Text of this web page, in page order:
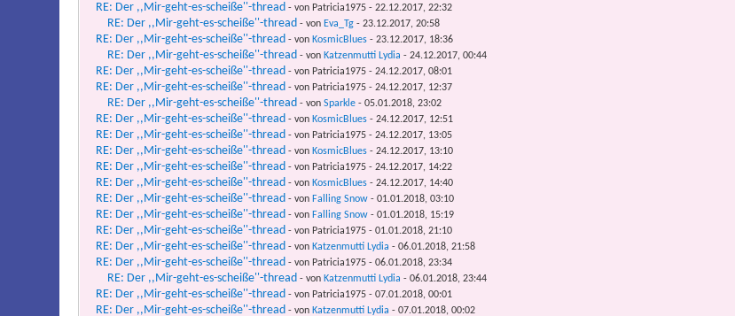
RE: Der ,,Mir-geht-es-scheiße''-thread - von Patricia1975 - 22.12.2017, 22:32
RE: Der ,,Mir-geht-es-scheiße''-thread - von Eva_Tg- 23.12.2017, 20:58
RE: Der ,,Mir-geht-es-scheiße''-thread - von KosmicBlues- 23.12.2017, 18:36
RE: Der ,,Mir-geht-es-scheiße''-thread - von Katzenmutti Lydia - 24.12.2017, 00:44
RE: Der ,,Mir-geht-es-scheiße''-thread - von Patricia1975 - 24.12.2017, 08:01
RE: Der ,,Mir-geht-es-scheiße''-thread - von Patricia1975 - 24.12.2017, 12:37
RE: Der ,,Mir-geht-es-scheiße''-thread - von Sparkle- 05.01.2018, 23:02
RE: Der ,,Mir-geht-es-scheiße''-thread - von KosmicBlues- 24.12.2017, 12:51
RE: Der ,,Mir-geht-es-scheiße''-thread - von Patricia1975 - 24.12.2017, 13:05
RE: Der ,,Mir-geht-es-scheiße''-thread - von KosmicBlues- 24.12.2017, 13:10
RE: Der ,,Mir-geht-es-scheiße''-thread - von Patricia1975 - 24.12.2017, 14:22
RE: Der ,,Mir-geht-es-scheiße''-thread - von KosmicBlues- 24.12.2017, 14:40
RE: Der ,,Mir-geht-es-scheiße''-thread - von Falling Snow- 01.01.2018, 03:10
RE: Der ,,Mir-geht-es-scheiße''-thread - von Falling Snow- 01.01.2018, 15:19
RE: Der ,,Mir-geht-es-scheiße''-thread - von Patricia1975 - 01.01.2018, 21:10
RE: Der ,,Mir-geht-es-scheiße''-thread - von Katzenmutti Lydia - 06.01.2018, 21:58
RE: Der ,,Mir-geht-es-scheiße''-thread - von Patricia1975 - 06.01.2018, 23:34
RE: Der ,,Mir-geht-es-scheiße''-thread - von Katzenmutti Lydia - 06.01.2018, 23:44
RE: Der ,,Mir-geht-es-scheiße''-thread - von Patricia1975 - 07.01.2018, 00:01
RE: Der ,,Mir-geht-es-scheiße''-thread - von Katzenmutti Lydia - 07.01.2018, 00:02